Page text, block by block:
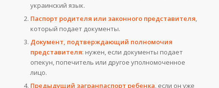
украинский язык.
Паспорт родителя или законного представителя,
который подает документы.
Документ, подтверждающий полномочия
представителя: нужен, если документы подает
опекун, попечитель или другое уполномоченное
лицо.
Предыдущий загранпаспорт ребенка, если он уже